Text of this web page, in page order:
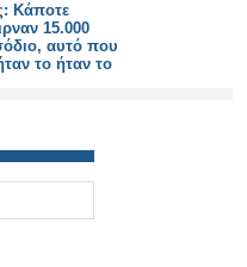
Κάποτε
15.000
αυτό που
το ήταν το